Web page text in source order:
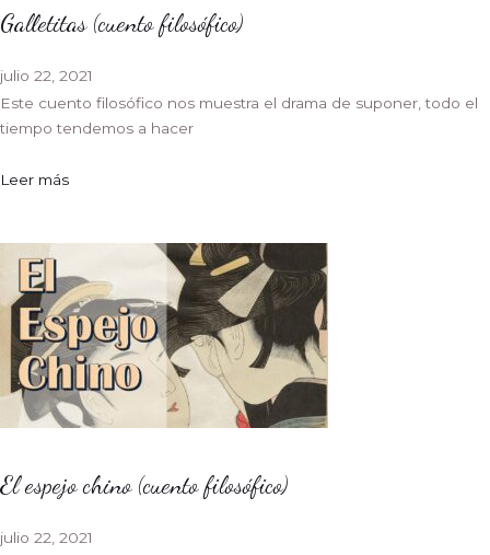
Galletitas (cuento filosófico)
julio 22, 2021
Este cuento filosófico nos muestra el drama de suponer, todo el
tiempo tendemos a hacer
Leer más
El espejo chino (cuento filosófico)
julio 22, 2021